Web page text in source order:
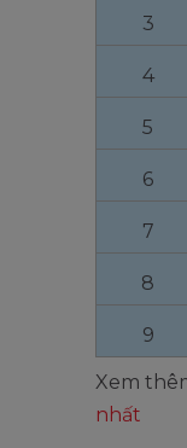
3
4
5
6
7
8
9
Xem
nhất